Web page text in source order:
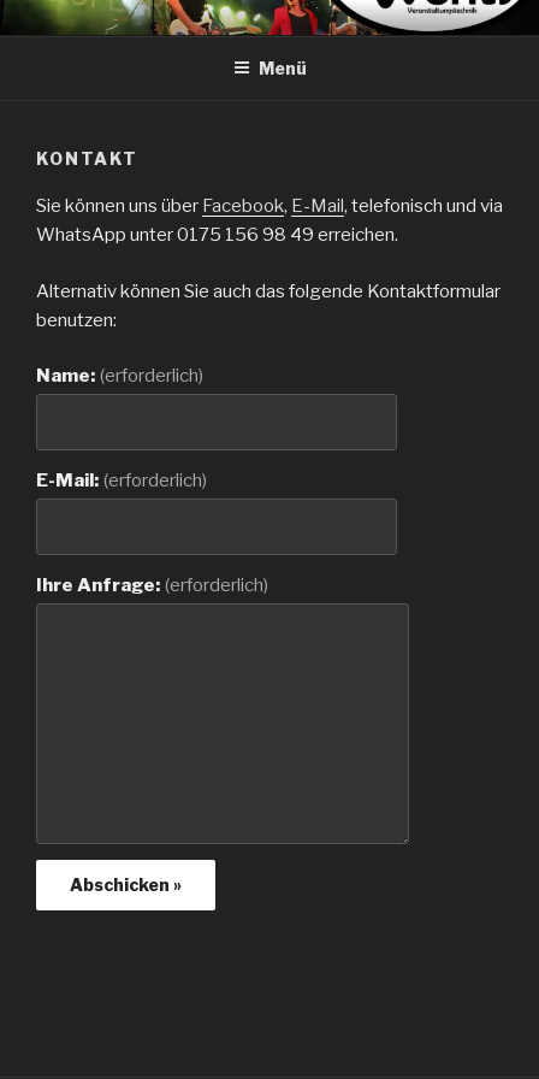
Zum
InhaltLENZ-EVENTS.COM
Veranstaltungstechnik
Menü
KONTAKT
Sie können uns über Facebook, E-Mail, telefonisch und via
WhatsApp unter 0175 156 98 49 erreichen.
Alternativ können Sie auch das folgende Kontaktformular
benutzen:
Name: (erforderlich)
E-Mail: (erforderlich)
Ihre Anfrage: (erforderlich)